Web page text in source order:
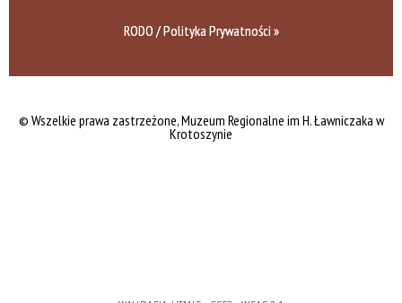
RODO / Polityka Prywatności »
© Wszelkie prawa zastrzeżone,Muzeum Regionalne im H. Ławniczaka w
Krotoszynie